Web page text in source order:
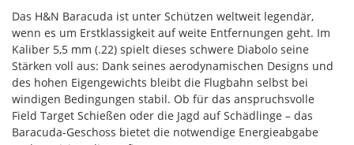
Das H&N Baracuda ist unter Schützen weltweit legendär,
wenn es um Erstklassigkeit auf weite Entfernungen geht. Im
Kaliber 5,5 mm (.22) spielt dieses schwere Diabolo seine
Stärken voll aus: Dank seines aerodynamischen Designs und
des hohen Eigengewichts bleibt die Flugbahn selbst bei
windigen Bedingungen stabil. Ob für das anspruchsvolle
Field Target Schießen oder die Jagd auf Schädlinge – das
Baracuda-Geschoss bietet die notwendige Energieabgabe